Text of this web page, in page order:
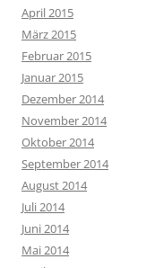
April 2015
März 2015
Februar 2015
Januar 2015
Dezember 2014
November 2014
Oktober 2014
September 2014
August 2014
Juli 2014
Juni 2014
Mai 2014